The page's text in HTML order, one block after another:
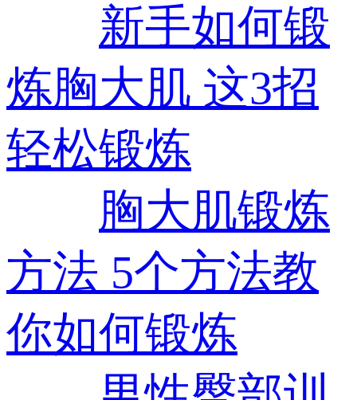
新手如何锻
炼胸大肌 这3招
轻松锻炼
胸大肌锻炼
方法 5个方法教
你如何锻炼